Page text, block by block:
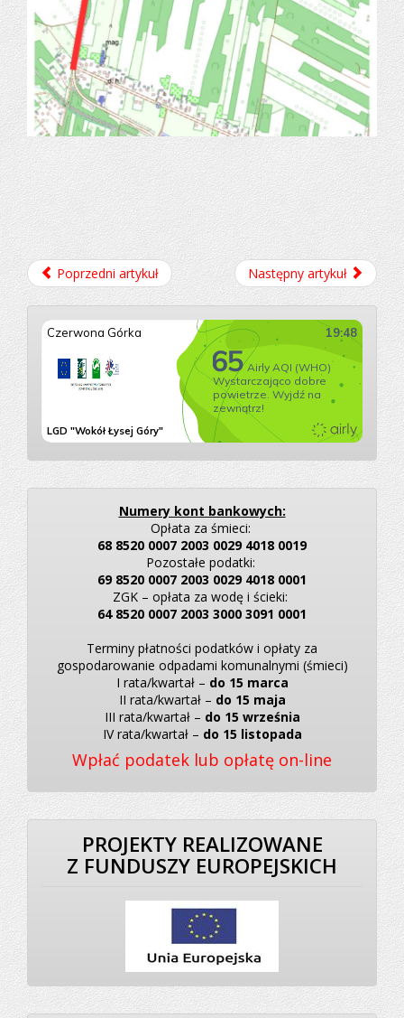
Poprzedni artykuł Następny artykuł
Numery kont bankowych:
Opłata za śmieci:
68 8520 0007 2003 0029 4018 0019
Pozostałe podatki:
69 8520 0007 2003 0029 4018 0001
ZGK – opłata za wodę i ścieki:
64 8520 0007 2003 3000 3091 0001
Terminy płatności podatków i opłaty za
gospodarowanie odpadami komunalnymi (śmieci)
I rata/kwartał – do 15 marca
II rata/kwartał – do 15 maja
III rata/kwartał – do 15 września
IV rata/kwartał – do 15 listopada
Wpłać podatek lub opłatę on-line
PROJEKTY REALIZOWANE
Z FUNDUSZY EUROPEJSKICH